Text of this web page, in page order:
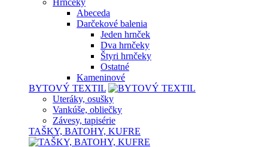
Hrnčeky
Abeceda
Darčekové balenia
Jeden hrnček
Dva hrnčeky
Štyri hrnčeky
Ostatné
Kameninové
BYTOVÝ TEXTIL
Uteráky, osušky
Vankúše, obliečky
Závesy, tapisérie
TAŠKY, BATOHY, KUFRE